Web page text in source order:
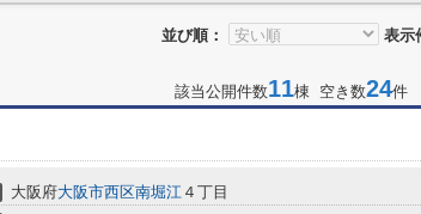
並び順： 表示
該当公開件数11棟 空き数24件
大阪府大阪市西区南堀江 ４丁目